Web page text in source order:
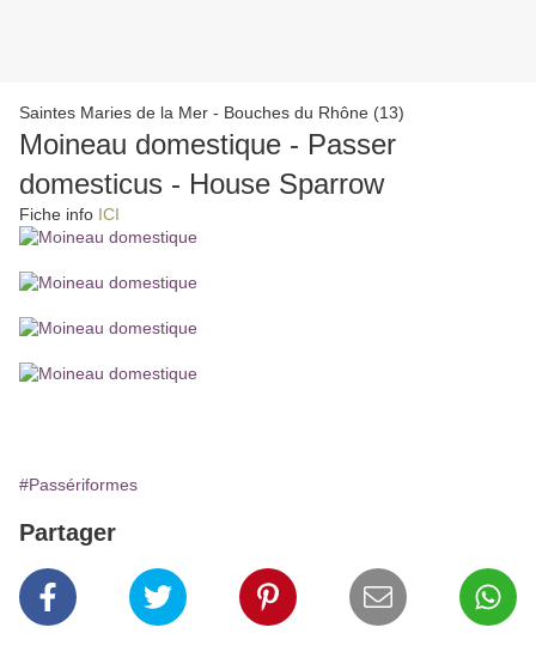
Saintes Maries de la Mer - Bouches du Rhône (13)
Moineau domestique - Passer
domesticus - House Sparrow
Fiche info ICI
#Passériformes
Partager